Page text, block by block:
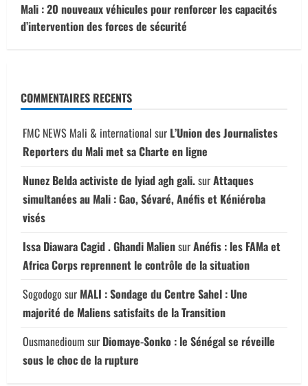
Mali : 20 nouveaux véhicules pour renforcer les capacités
d’intervention des forces de sécurité
COMMENTAIRES RECENTS
FMC NEWS Mali & international sur L’Union des Journalistes
Reporters du Mali met sa Charte en ligne
Nunez Belda activiste de lyiad agh gali.surAttaques
simultanées au Mali : Gao, Sévaré, Anéfis et Kéniéroba
visés
Issa Diawara Cagid . Ghandi MaliensurAnéfis : les FAMa et
Africa Corps reprennent le contrôle de la situation
Sogodogo sur MALI : Sondage du Centre Sahel : Une
majorité de Maliens satisfaits de la Transition
Ousmanedioum sur Diomaye-Sonko : le Sénégal se réveille
sous le choc de la rupture